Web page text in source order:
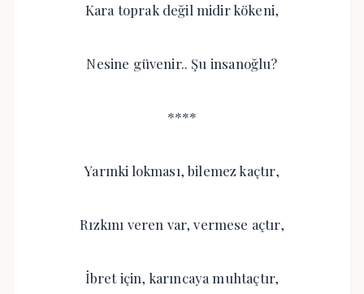
Kara toprak değil midir kökeni,
Nesine güvenir.. Şu insanoğlu?
****
Yarınki lokması, bilemez kaçtır,
Rızkını veren var, vermese açtır,
İbret için, karıncaya muhtaçtır,